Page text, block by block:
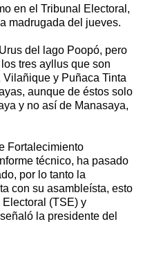
en el Tribunal Electoral,
madrugada del jueves.
del lago Poopó, pero
tres ayllus que son
y Puñaca Tinta
aunque de éstos solo
y no así de Manasaya,
Fortalecimiento
técnico, ha pasado
por lo tanto la
con su asambleísta, esto
(TSE) y
la presidente del